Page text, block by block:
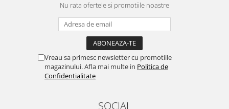
Nu rata ofertele si promotiile noastre
Vreau sa primesc newsletter cu promotiile
magazinului. Afla mai multe in Politica de
Confidentialitate
SOCIAL